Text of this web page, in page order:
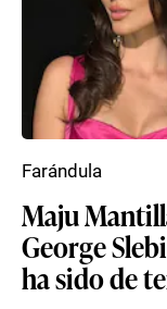
Maju
George
ha sido de
Farándula